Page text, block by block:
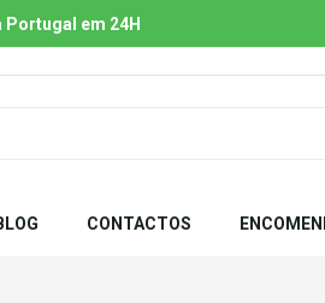
Portugal em 24H
CONTACTOS